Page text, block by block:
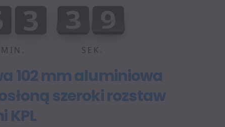
3
0
3 3
4
3 8
9
8
0
9
MIN. SEK.
102 mm aluminiowa
szeroki rozstaw
KPL